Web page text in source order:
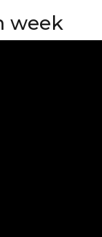
week